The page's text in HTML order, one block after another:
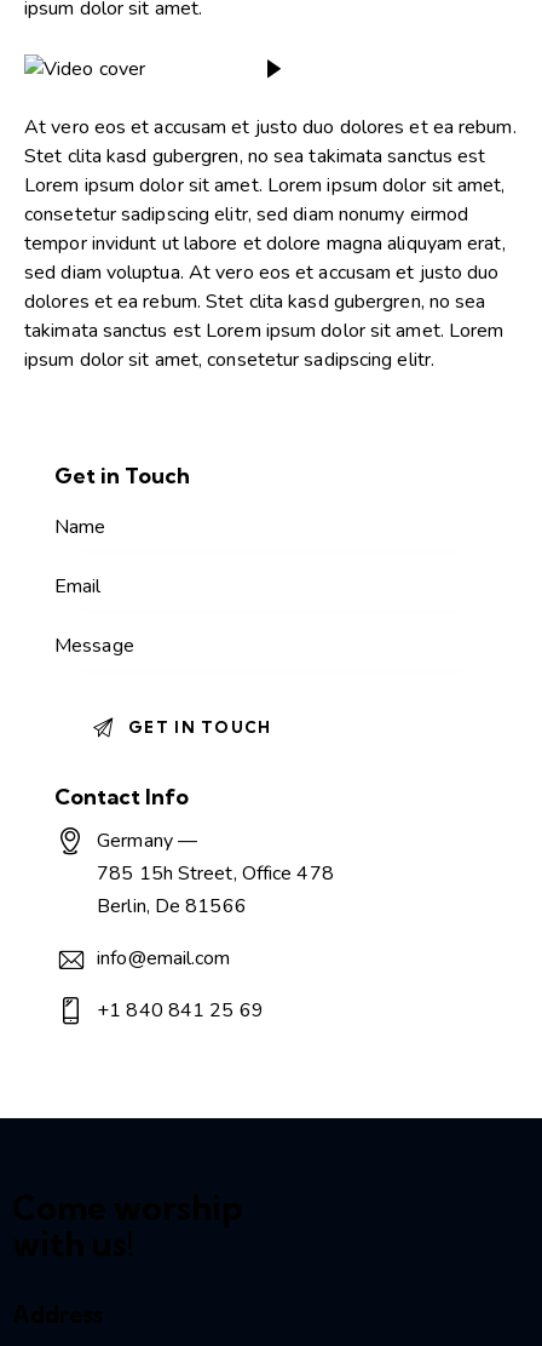
ipsum dolor sit amet.
At vero eos et accusam et justo duo dolores et ea rebum.
Stet clita kasd gubergren, no sea takimata sanctus est
Lorem ipsum dolor sit amet. Lorem ipsum dolor sit amet,
consetetur sadipscing elitr, sed diam nonumy eirmod
tempor invidunt ut labore et dolore magna aliquyam erat,
sed diam voluptua. At vero eos et accusam et justo duo
dolores et ea rebum. Stet clita kasd gubergren, no sea
takimata sanctus est Lorem ipsum dolor sit amet. Lorem
ipsum dolor sit amet, consetetur sadipscing elitr.
Get in Touch
Contact Info
Germany —
785 15h Street, Office 478
Berlin, De 81566
info@email.com
+1 840 841 25 69